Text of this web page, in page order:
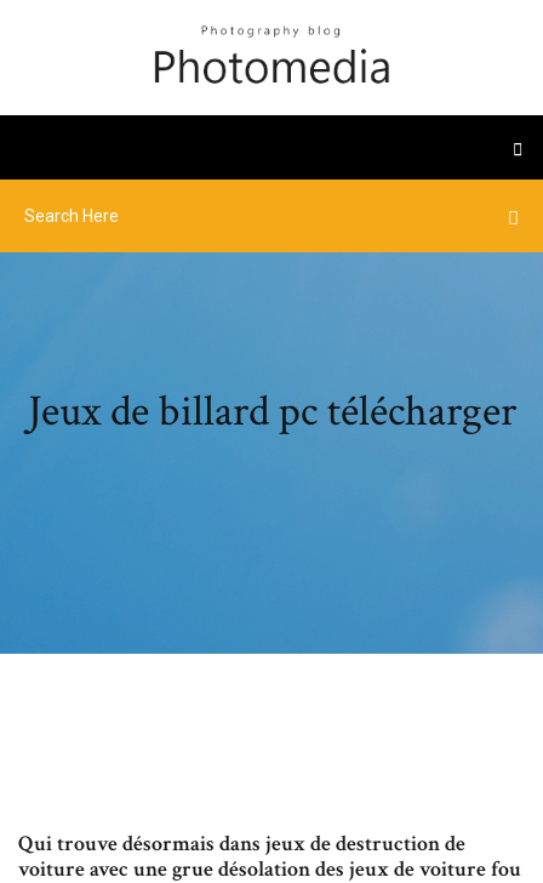
Jeux de billard pc télécharger
Qui trouve désormais dans jeux de destruction de
voiture avec une grue désolation des jeux de voiture fou